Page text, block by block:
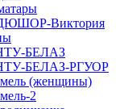
Виктория
БЕЛАЗ
БЕЛАЗ-РГУОР
(женщины)
2